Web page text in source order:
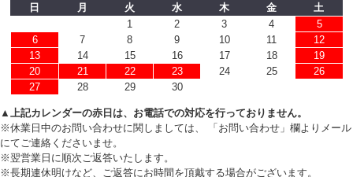
日
月 火 水 木 金
土
1
2 3 4
5
6
7 8 9 10 11
12
13
14 15 16 17 18
19
20
21 22 23 24 25
26
27
28 29 30
▲上記カレンダーの赤日は、お電話での対応を行っておりません。
※休業日中のお問い合わせに関しましては、 「お問い合わせ」欄よりメール
にてご連絡くださいませ。
※翌営業日に順次ご返答いたします。
※長期連休明けなど、ご返答にお時間を頂戴する場合がございます。